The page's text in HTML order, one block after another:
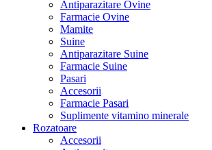
Antiparazitare Ovine
Farmacie Ovine
Mamite
Suine
Antiparazitare Suine
Farmacie Suine
Pasari
Accesorii
Farmacie Pasari
Suplimente vitamino minerale
Rozatoare
Accesorii